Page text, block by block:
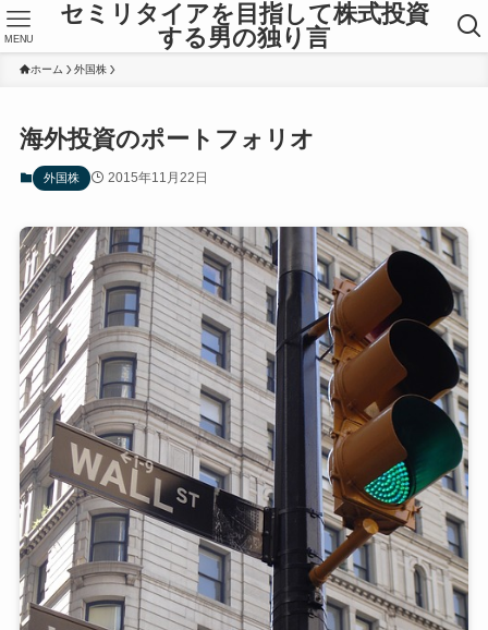
セミリタイアを目指して株式投資
する男の独り言
MENU
ホーム 外国株
海外投資のポートフォリオ
外国株 2015年11月22日